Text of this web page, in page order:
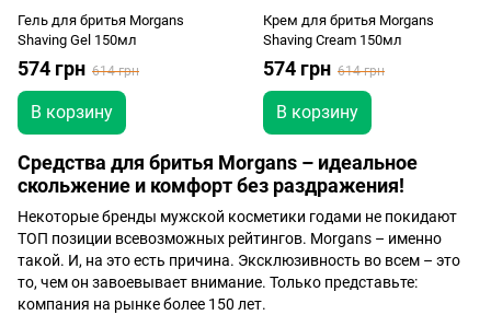
Гель для бритья Morgans
Shaving Gel 150мл
574 грн 614 грн
В корзину
Крем для бритья Morgans
Shaving Cream 150мл
574 грн 614 грн
В корзину
Средства для бритья Morgans – идеальное
скольжение и комфорт без раздражения!
Некоторые бренды мужской косметики годами не покидают
ТОП позиции всевозможных рейтингов. Morgans – именно
такой. И, на это есть причина. Эксклюзивность во всем – это
то, чем он завоевывает внимание. Только представьте:
компания на рынке более 150 лет.